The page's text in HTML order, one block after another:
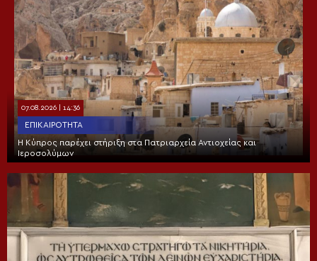
07.08.2026 | 14:36
ΕΠΙΚΑΙΡΌΤΗΤΑ
Η Κύπρος παρέχει στήριξη στα Πατριαρχεία Αντιοχείας και
Ιεροσολύμων